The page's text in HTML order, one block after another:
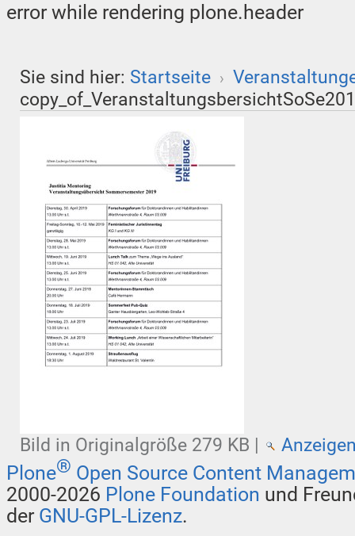
error while rendering plone.header
Sie sind hier: Startseite ›
Bild in Originalgröße 279 KB |
Plone® Open Source Content
2000-2026 Plone Foundation und
der GNU-GPL-Lizenz.